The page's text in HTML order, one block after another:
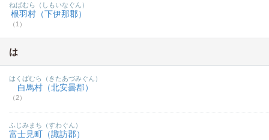
根羽村（下伊那郡）
（1）
ねばむら（しもいなぐん）
は
白馬村（北安曇郡）
（2）
はくばむら（きたあづみぐん）
富士見町（諏訪郡）
ふじみまち（すわぐん）